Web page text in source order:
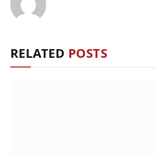
RELATED POSTS